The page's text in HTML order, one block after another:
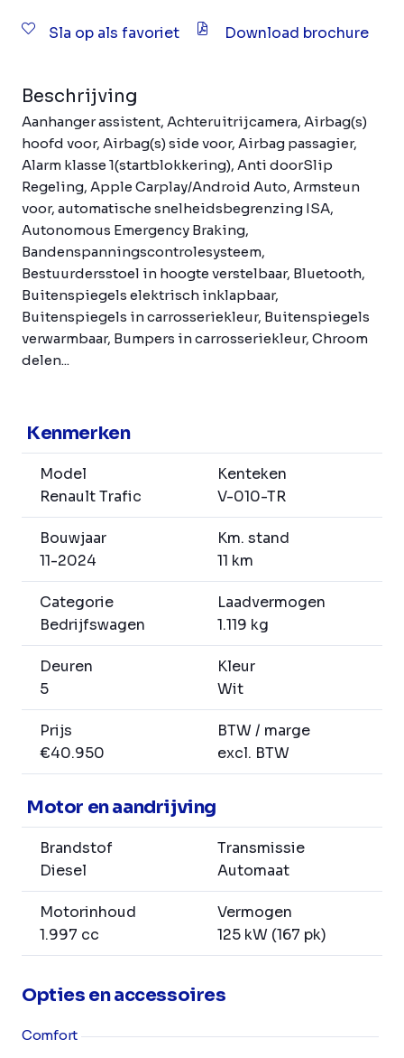
Sla op als favoriet Download brochure
Beschrijving
Aanhanger assistent, Achteruitrijcamera, Airbag(s)
hoofd voor, Airbag(s) side voor, Airbag passagier,
Alarm klasse 1(startblokkering), Anti doorSlip
Regeling, Apple Carplay/Android Auto, Armsteun
voor, automatische snelheidsbegrenzing ISA,
Autonomous Emergency Braking,
Bandenspanningscontrolesysteem,
Bestuurdersstoel in hoogte verstelbaar, Bluetooth,
Buitenspiegels elektrisch inklapbaar,
Buitenspiegels in carrosseriekleur, Buitenspiegels
verwarmbaar, Bumpers in carrosseriekleur, Chroom
delen...
Kenmerken
Model
Renault Trafic
Kenteken
V-010-TR
Bouwjaar
11-2024
Km. stand
11 km
Categorie
Bedrijfswagen
Laadvermogen
1.119 kg
Deuren
5
Kleur
Wit
Prijs
€40.950
BTW / marge
excl. BTW
Motor en aandrijving
Brandstof
Diesel
Transmissie
Automaat
Motorinhoud
1.997 cc
Vermogen
125 kW (167 pk)
Opties en accessoires
Comfort